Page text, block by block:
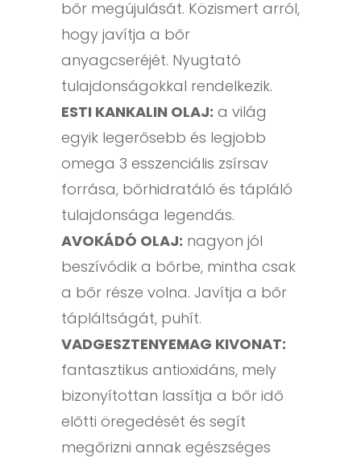
bőr megújulását. Közismert arról,
hogy javítja a bőr
anyagcseréjét. Nyugtató
tulajdonságokkal rendelkezik.
ESTI KANKALIN OLAJ: a világ
egyik legerősebb és legjobb
omega 3 esszenciális zsírsav
forrása, bőrhidratáló és tápláló
tulajdonsága legendás.
AVOKÁDÓ OLAJ: nagyon jól
beszívódik a bőrbe, mintha csak
a bőr része volna. Javítja a bőr
tápláltságát, puhít.
VADGESZTENYEMAG KIVONAT:
fantasztikus antioxidáns, mely
bizonyítottan lassítja a bőr idő
előtti öregedését és segít
megőrizni annak egészséges